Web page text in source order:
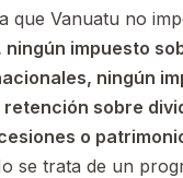
que Vanuatu no
impuesto
ningún
sobre
o
se trata de un